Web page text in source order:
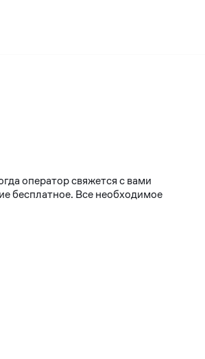
оператор свяжется с вами
бесплатное. Все необходимое